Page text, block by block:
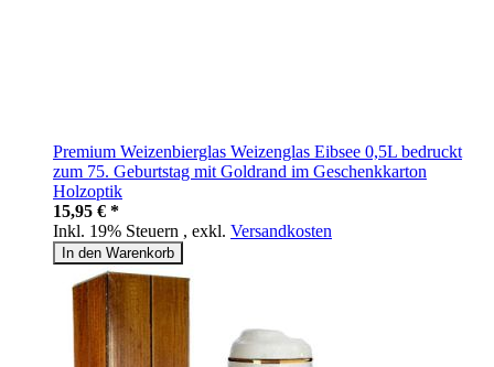
Premium Weizenbierglas Weizenglas Eibsee 0,5L bedruckt
zum 75. Geburtstag mit Goldrand im Geschenkkarton
Holzoptik
15,95 € *
Inkl. 19% Steuern , exkl. Versandkosten
In den Warenkorb